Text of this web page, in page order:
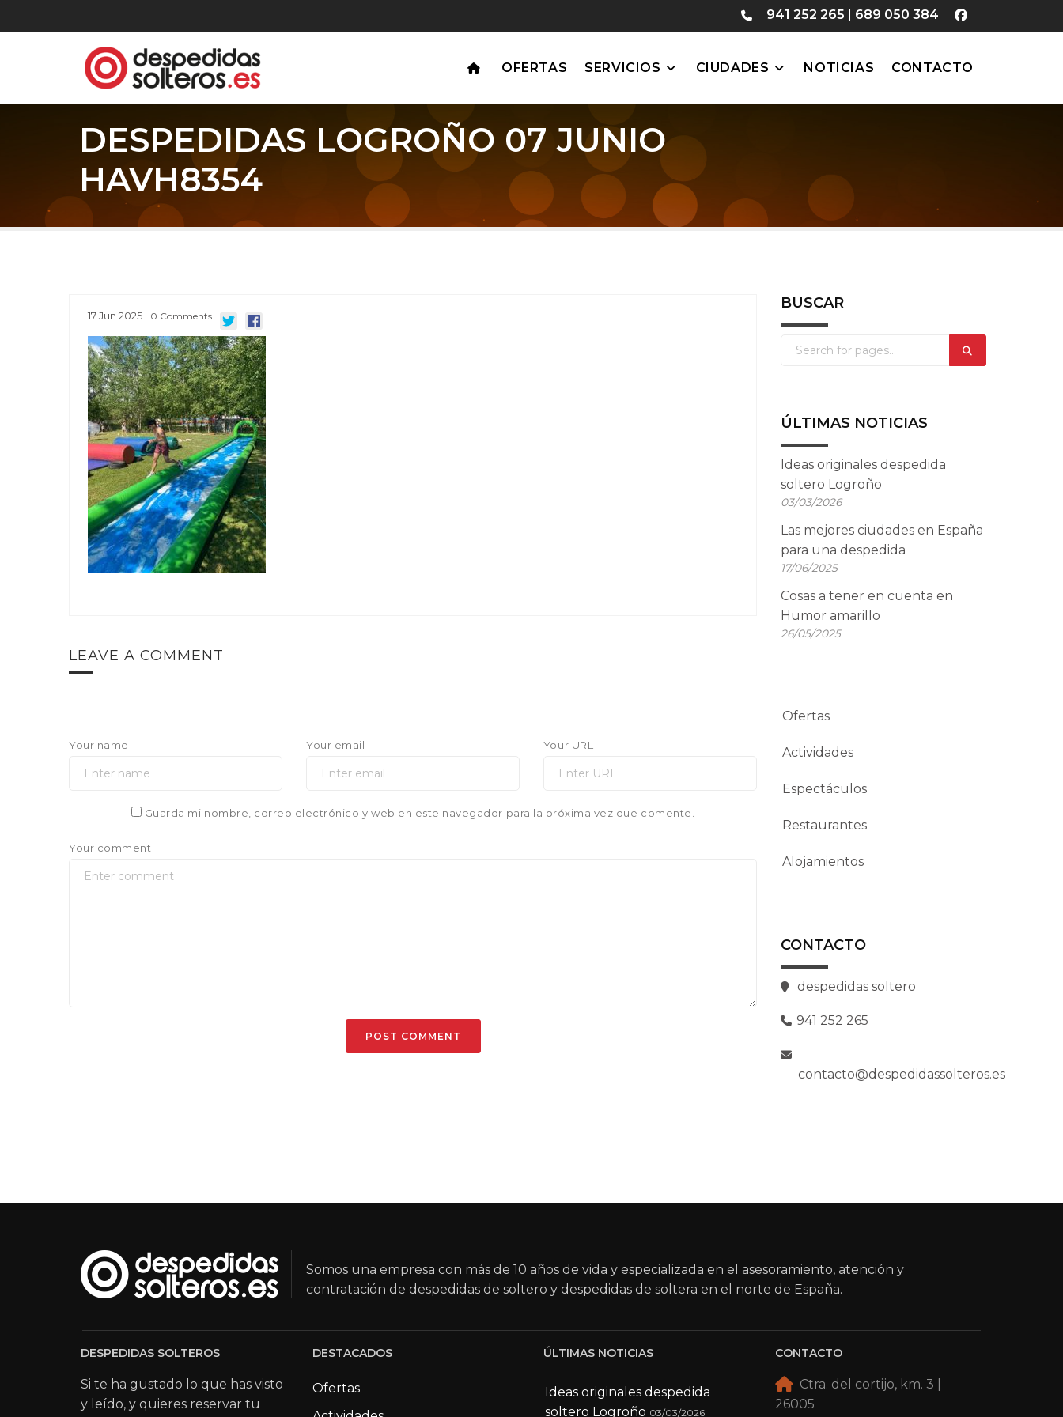
941 252 265 | 689 050 384
OFERTAS SERVICIOS CIUDADES NOTICIAS CONTACTO
DESPEDIDAS LOGROÑO 07 JUNIO
HAVH8354
17Jun 2025 0 Comments
LEAVE A COMMENT
Your name Your email Your URL
Guarda mi nombre, correo electrónico y web en este navegador para la próxima vez que comente.
Your comment
BUSCAR
ÚLTIMAS NOTICIAS
Ideas originales despedida
soltero Logroño
03/03/2026
Las mejores ciudades en España
para una despedida
17/06/2025
Cosas a tener en cuenta en
Humor amarillo
26/05/2025
Ofertas
Actividades
Espectáculos
Restaurantes
Alojamientos
CONTACTO
despedidas soltero
941 252 265
contacto@despedidassolteros.es
Somos una empresa con más de 10 años de vida y especializada en el asesoramiento, atención y
contratación de despedidas de soltero y despedidas de soltera en el norte de España.
DESPEDIDAS SOLTEROS
Si te ha gustado lo que has visto
y leído, y quieres reservar tu
DESTACADOS
Ofertas
ÚLTIMAS NOTICIAS
Ideas originales despedida
soltero Logroño 03/03/2026
CONTACTO
Ctra. del cortijo, km. 3 |
26005